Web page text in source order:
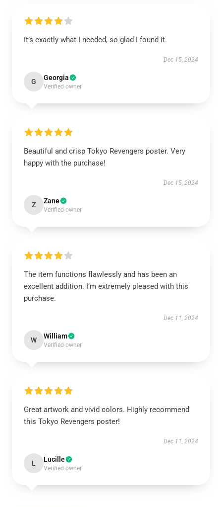
It’s exactly what I needed, so glad I found it.
Dec 15, 2024
G Georgia
Verified owner
Beautiful and crisp Tokyo Revengers poster. Very
happy with the purchase!
Dec 15, 2024
Z Zane
Verified owner
The item functions flawlessly and has been an
excellent addition. I’m extremely pleased with this
purchase.
Dec 11, 2024
W William
Verified owner
Great artwork and vivid colors. Highly recommend
this Tokyo Revengers poster!
Dec 11, 2024
L Lucille
Verified owner